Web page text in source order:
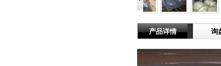
产品详情 询